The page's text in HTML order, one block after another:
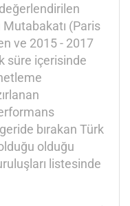
(Paris
ve 2015 - 2017
süre içerisinde
bırakan Türk
olduğu
listesinde